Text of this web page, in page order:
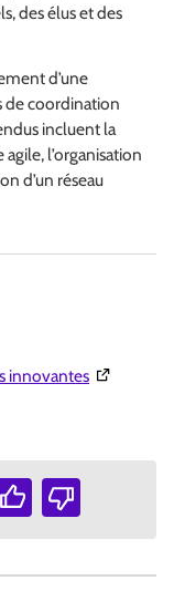
des élus et des
d’une
de coordination
incluent la
l’organisation
d’un réseau
innovantes(Ouverture